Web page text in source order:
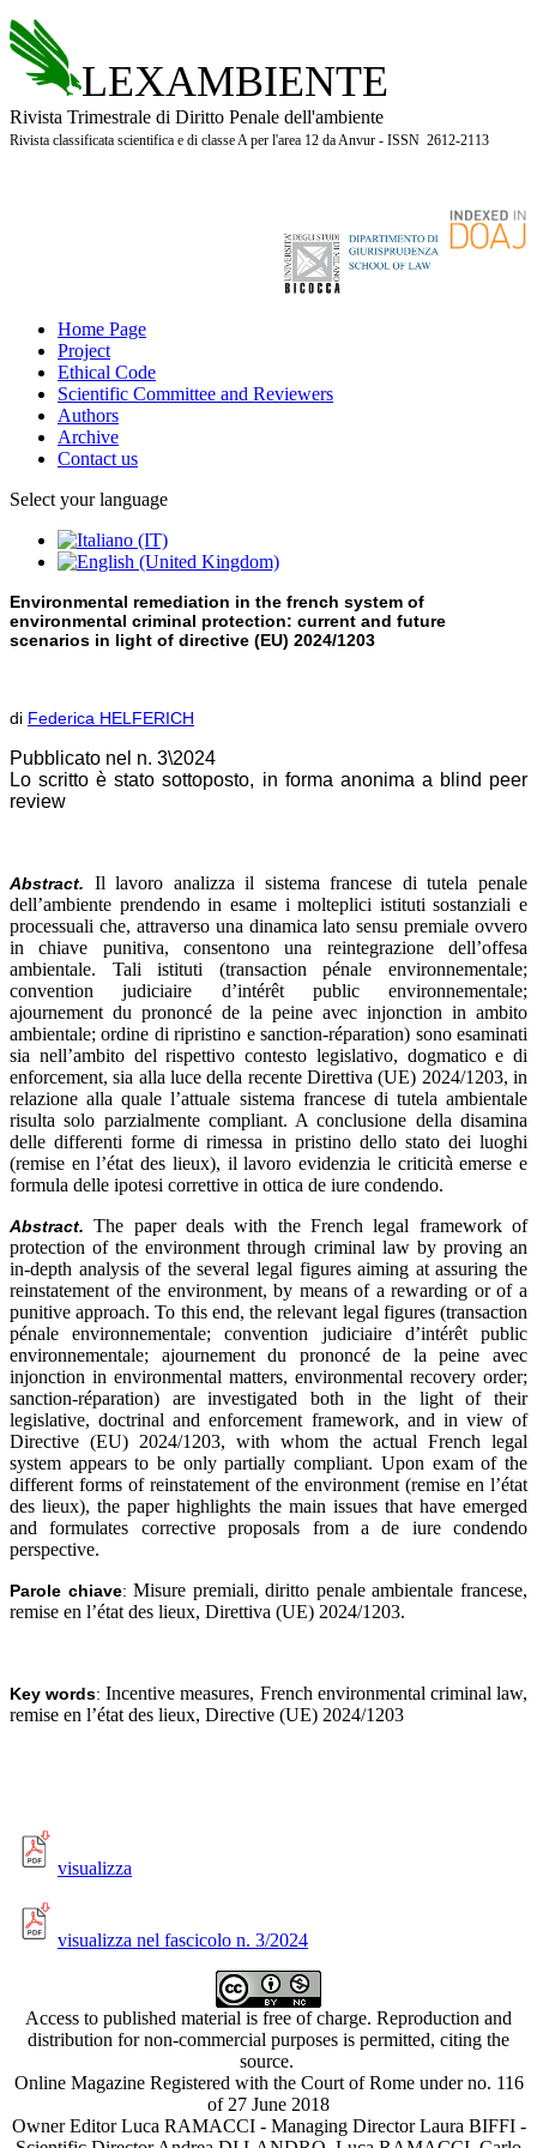
LEXAMBIENTE
Rivista Trimestrale di Diritto Penale dell'ambiente
Rivista classificata scientifica e di classe A per l'area 12 da Anvur - ISSN 2612-2113
Home Page
Project
Ethical Code
Scientific Committee and Reviewers
Authors
Archive
Contact us
Select your language
Environmental remediation in the french system of
environmental criminal protection: current and future
scenarios in light of directive (EU) 2024/1203
di Federica HELFERICH
Pubblicato nel n. 3\2024
Lo scritto è stato sottoposto, in forma anonima a blind peer
review
Abstract. Il lavoro analizza il sistema francese di tutela penale
dell’ambiente prendendo in esame i molteplici istituti sostanziali e
processuali che, attraverso una dinamica lato sensu premiale ovvero
in chiave punitiva, consentono una reintegrazione dell’offesa
ambientale. Tali istituti (transaction pénale environnementale;
convention judiciaire d’intérêt public environnementale;
ajournement du prononcé de la peine avec injonction in ambito
ambientale; ordine di ripristino e sanction-réparation) sono esaminati
sia nell’ambito del rispettivo contesto legislativo, dogmatico e di
enforcement, sia alla luce della recente Direttiva (UE) 2024/1203, in
relazione alla quale l’attuale sistema francese di tutela ambientale
risulta solo parzialmente compliant. A conclusione della disamina
delle differenti forme di rimessa in pristino dello stato dei luoghi
(remise en l’état des lieux), il lavoro evidenzia le criticità emerse e
formula delle ipotesi correttive in ottica de iure condendo.
Abstract.The paper deals with the French legal framework of
protection of the environment through criminal law by proving an
in-depth analysis of the several legal figures aiming at assuring the
reinstatement of the environment, by means of a rewarding or of a
punitive approach. To this end, the relevant legal figures (transaction
pénale environnementale; convention judiciaire d’intérêt public
environnementale; ajournement du prononcé de la peine avec
injonction in environmental matters, environmental recovery order;
sanction-réparation) are investigated both in the light of their
legislative, doctrinal and enforcement framework, and in view of
Directive (EU) 2024/1203, with whom the actual French legal
system appears to be only partially compliant. Upon exam of the
different forms of reinstatement of the environment (remise en l’état
des lieux), the paper highlights the main issues that have emerged
and formulates corrective proposals from a de iure condendo
perspective.
Parole chiave:Misure premiali, diritto penale ambientale francese,
remise en l’état des lieux, Direttiva (UE) 2024/1203.
Key words:Incentive measures, French environmental criminal law,
remise en l’état des lieux, Directive (UE) 2024/1203
visualizza
visualizza nel fascicolo n. 3/2024
Access to published material is free of charge. Reproduction and
distribution for non-commercial purposes is permitted, citing the
source.
Online Magazine Registered with the Court of Rome under no. 116
of 27 June 2018
Owner Editor Luca RAMACCI - Managing Director Laura BIFFI -